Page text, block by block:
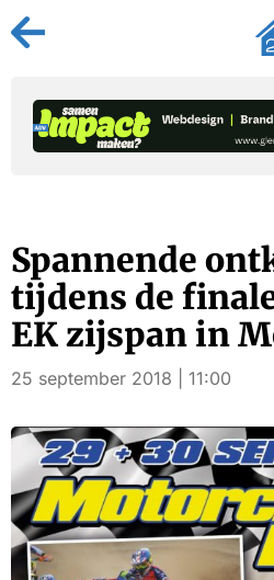
Spannende
tijdens de
EK zijspan in
25 september 2018 | 11:00